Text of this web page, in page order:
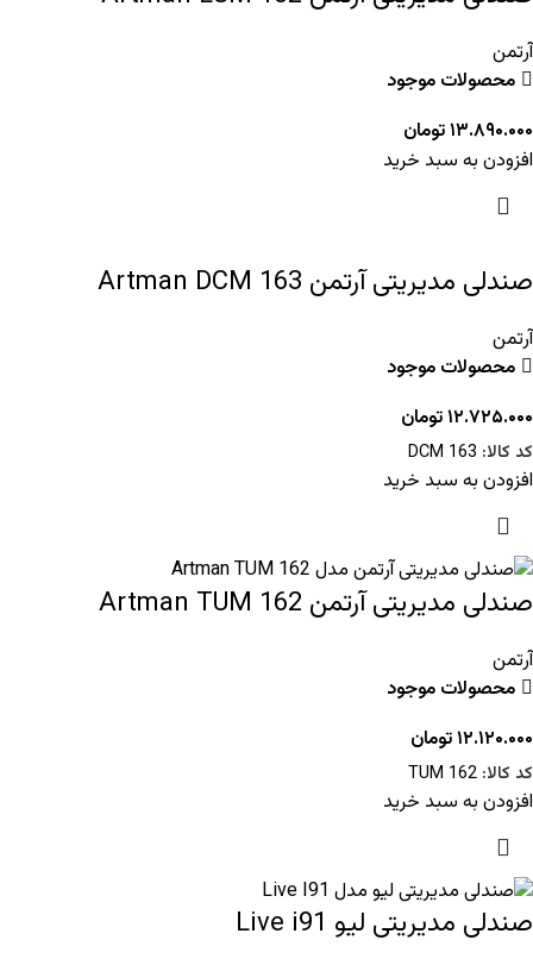
آرتمن
محصولات موجود
۱۳.۸۹۰.۰۰۰تومان
افزودن به سبد خرید
صندلی مدیریتی آرتمن Artman DCM 163
آرتمن
محصولات موجود
۱۲.۷۲۵.۰۰۰تومان
کد کالا: DCM 163
افزودن به سبد خرید
صندلی مدیریتی آرتمن Artman TUM 162
آرتمن
محصولات موجود
۱۲.۱۲۰.۰۰۰تومان
کد کالا: TUM 162
افزودن به سبد خرید
صندلی مدیریتی لیو Live i91